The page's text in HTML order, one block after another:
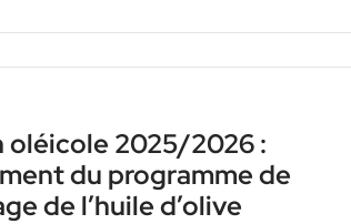
oléicole 2025/2026 :
du programme de
de l’huile d’olive